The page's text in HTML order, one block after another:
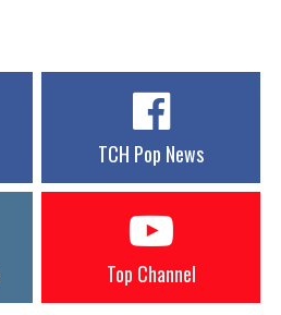
TCH Pop News
Top Channel